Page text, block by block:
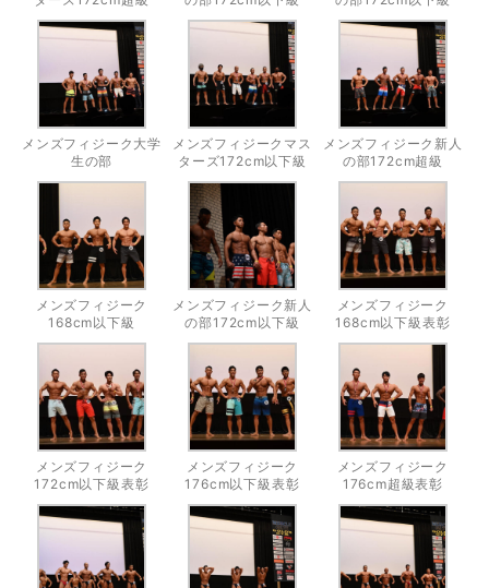
メンズフィジーク大学
生の部
メンズフィジークマス
ターズ172cm以下級
メンズフィジーク新人
の部172cm超級
メンズフィジーク
168cm以下級
メンズフィジーク新人
の部172cm以下級
メンズフィジーク
168cm以下級表彰
メンズフィジーク
172cm以下級表彰
メンズフィジーク
176cm以下級表彰
メンズフィジーク
176cm超級表彰